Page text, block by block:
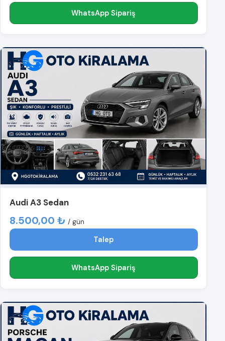
WhatsApp Sipariş
Audi A3 Sedan
8.500,00 ₺ / gün
Talep
WhatsApp Sipariş